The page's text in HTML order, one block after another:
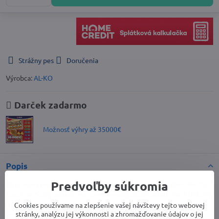
Strážny pes
Doručenia
Výrobca:AL-KO
Darček zadarmo
Možnosť výhry až 35000€
Popis
Benzínová kosačka Comfort 46.0 SP-A Plus so šírkou záberu 46 cm
zaručuje rýchly pokrok aj v stredne veľkých záhradách (do 1100 m²).
Výška kosenia sa nastavuje centrálne v 7 krokoch od 30 mm do 80
mm. Naša kosačka je poháňaná silným motorom AL-KO Pro s
Predvoľby súkromia
Cookies používame na zlepšenie vašej návštevy tejto webovej
stránky, analýzu jej výkonnosti a zhromažďovanie údajov o jej